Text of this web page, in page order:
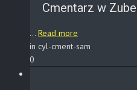
Cmentarz w
... Read more
in cyl-cment-sam
0